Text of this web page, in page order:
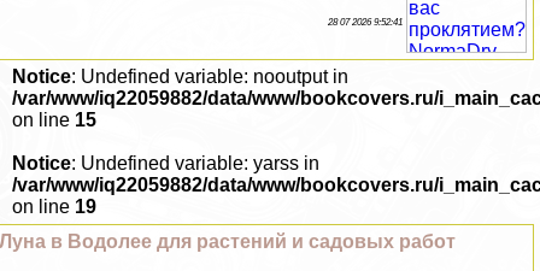
28 07 2026 9:52:41
Notice: Undefined variable: nooutput in
/var/www/iq22059882/data/www/bookcovers.ru/
on line 15
Notice: Undefined variable: yarss in
/var/www/iq22059882/data/www/bookcovers.ru/
on line 19
Луна в Водолее для растений и садовых работ